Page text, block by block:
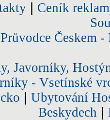
| Ceník
Průvodce Českem
Javorníky,
- Vsetínské
Ubytování
Beskydech